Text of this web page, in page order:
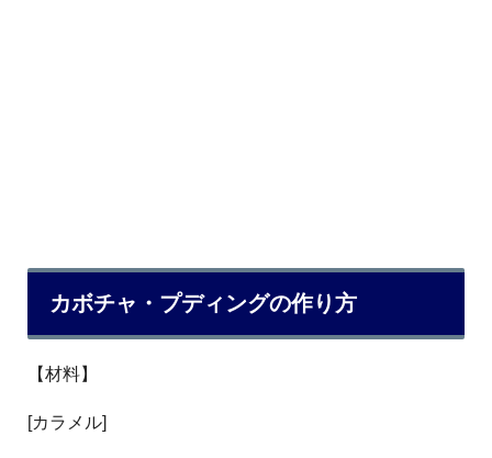
カボチャ・プディングの作り方
【材料】
[カラメル]